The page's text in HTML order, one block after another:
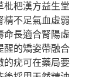
杷漢方益生堂
不足氣血虛弱
長適合腎陽虛
醒的矯姿帶融合
的疣可在藥局要